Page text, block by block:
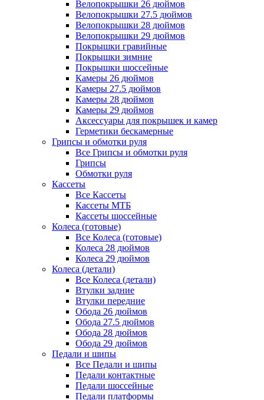
Велопокрышки 26 дюймов
Велопокрышки 27.5 дюймов
Велопокрышки 28 дюймов
Велопокрышки 29 дюймов
Покрышки гравийные
Покрышки зимние
Покрышки шоссейные
Камеры 26 дюймов
Камеры 27.5 дюймов
Камеры 28 дюймов
Камеры 29 дюймов
Аксессуары для покрышек и камер
Герметики бескамерные
Грипсы и обмотки руля
Все Грипсы и обмотки руля
Грипсы
Обмотки руля
Кассеты
Все Кассеты
Кассеты МТБ
Кассеты шоссейные
Колеса (готовые)
Все Колеса (готовые)
Колеса 28 дюймов
Колеса 29 дюймов
Колеса (детали)
Все Колеса (детали)
Втулки задние
Втулки передние
Обода 26 дюймов
Обода 27.5 дюймов
Обода 28 дюймов
Обода 29 дюймов
Педали и шипы
Все Педали и шипы
Педали контактные
Педали шоссейные
Педали платформы